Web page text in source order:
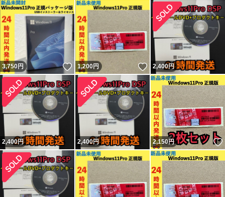
3,750円 いいね！
1,200円 いいね！
2,400円
2,400円 2,400円 2,150円